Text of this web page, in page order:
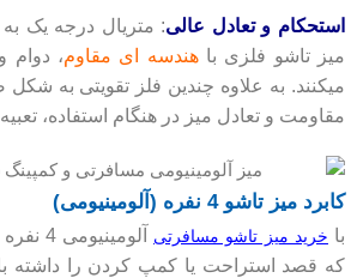
استحکام و تعادل عالی: متریال درجه یک
میز تاشو فلزی باهندسه ای مقاوم، دوام
میکنند. به علاوه چندین فلز تقویتی به
مقاومت و تعادل میز در هنگام استفاده،
کابرد میز تاشو 4 نفره (آلومینیومی)
با خرید میز تاشو مسافرتی
که قصد استراحت یا کمپ کردن را داشته